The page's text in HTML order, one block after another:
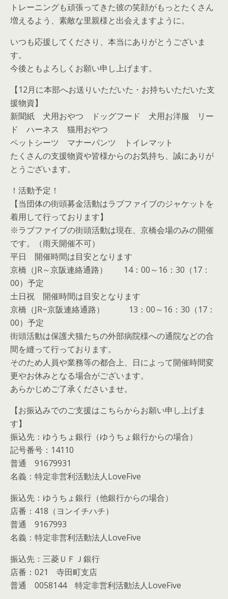
トレーニングも頑張ってきた彼の笑顔がもっとたくさん
増えるよう、素敵な里親様と出会えますように。
いつも応援してくださり、本当にありがとうございま
す。
今後ともよろしくお願い申し上げます。
【12月に本部へお送りいただいた・お持ちいただいた支
援物資】
新聞紙 犬用おやつ ドッグフード 犬用お洋服 リー
ド ハーネス 猫用おやつ
ペットシーツ マナーパンツ トイレマット
たくさんの支援物資や皆様からのお気持ち、誠にありが
とうございます。
！活動予定！
【当団体の街頭募金活動はラブファイブのジャケットを
着用して行っております】
※ラブファイブの街頭活動は現在、京橋会場のみの開催
です。（雨天開催不可）
平日 開催時間は目安となります
京橋（JR～京阪連絡通路） 14：00～16：30（17：
00）予定
土日祝 開催時間は目安となります
京橋（JR~京阪連絡通路） 13：00～16：30（17：
00）予定
街頭活動は保護犬猫たちの外部病院様への通院などの合
間を縫って行っております。
そのため人員や業務等の都合上、日によって開催時間変
更やお休みとなる場合がございます。
あらかじめご了承くださいませ。
【お振込みでのご支援はこちらからお願い申し上げま
す】
振込先：ゆうちょ銀行（ゆうちょ銀行からの場合）
記号番号：14110
普通 91679931
名義：特定非営利活動法人LoveFive
振込先：ゆうちょ銀行（他銀行からの場合）
店番：418（ヨンイチハチ）
普通 9167993
名義：特定非営利活動法人LoveFive
振込先：三菱ＵＦＪ銀行
店番：021 寺田町支店
普通 0058144 特定非営利活動法人LoveFive